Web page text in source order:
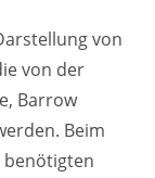
von
von der
Barrow
Beim
benötigten